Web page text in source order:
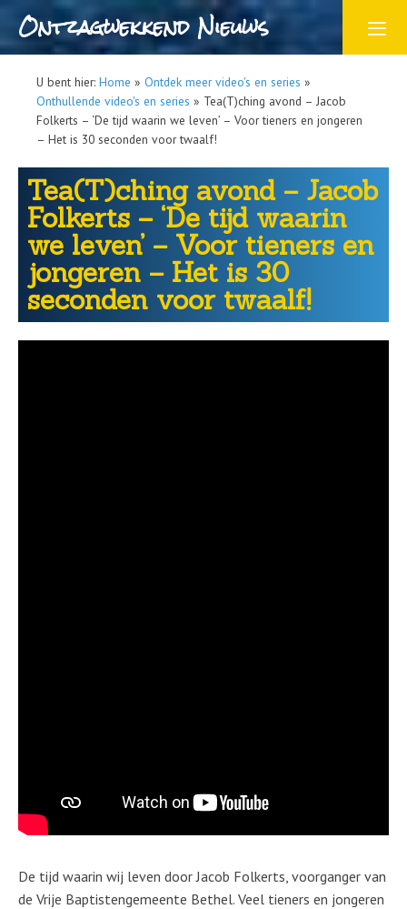
Ontzagwekkend Nieuws
U bent hier: Home » Ontdek meer video's en series »
Onthullende video's en series » Tea(T)ching avond – Jacob
Folkerts – ‘De tijd waarin we leven’ – Voor tieners en jongeren
– Het is 30 seconden voor twaalf!
Tea(T)ching avond – Jacob
Folkerts – ‘De tijd waarin
we leven’ – Voor tieners en
jongeren – Het is 30
seconden voor twaalf!
De tijd waarin wij leven door Jacob Folkerts, voorganger van
de Vrije Baptistengemeente Bethel. Veel tieners en jongeren